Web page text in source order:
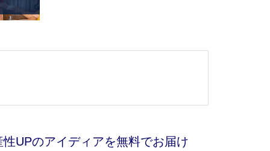
性UPのアイディアを無料でお届け